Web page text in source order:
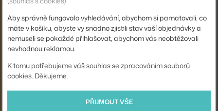
Hmotnost:
0,16 kg
Barva:
červená
Materiál:
nerezová ocel
Info k produktu:
Doporučuje se mytí v rukách.
Kód produktu
24B-663
EAN
8051513927744
Aby správně fungovalo vyhledávání, abychom si pamatovali, co
máte v košíku, abyste vy snadno zjistili stav vaší objednávky a
nemuseli se pokaždé přihlašovat, abychom vás neobtěžovali
nevhodnou reklamou.
K tomu potřebujeme váš souhlas se zpracováním souborů
cookies. Děkujeme.
PŘIJMOUT VŠE